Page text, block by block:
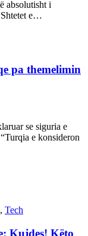
absolutisht i
Shtetet e…
pa themelimin
se siguria e
e konsideron
, Tech
Kujdes! Këto